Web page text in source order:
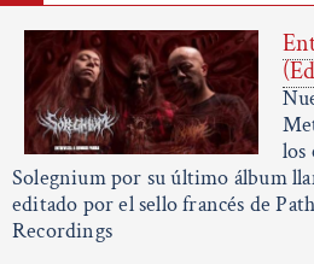
los
Solegnium por su último álbum
editado por el sello francés de
Recordings